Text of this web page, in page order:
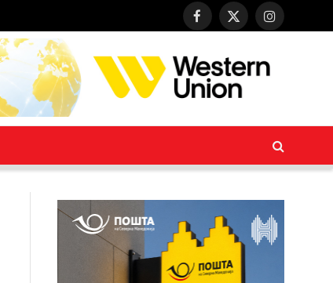
Facebook
X
Instagram